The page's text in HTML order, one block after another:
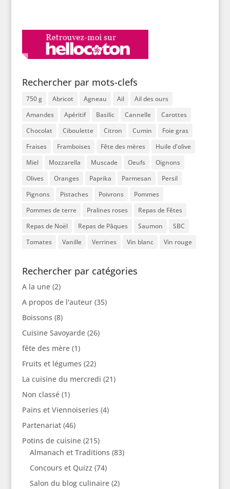
Rechercher par mots-clefs
750 g Abricot Agneau Ail
Ail des ours
Amandes
Apéritif Basilic Cannelle
Carottes
Chocolat
Ciboulette Citron Cumin
Foie gras
Fraises
Framboises Fête des mères
Huile d'olive
Miel
Mozzarella Muscade Oeufs
Oignons
Olives
Oranges Paprika Parmesan
Persil
Pignons
Pistaches Poivrons
Pommes
Pommes de terre
Pralines roses
Repas de Fêtes
Repas de Noël
Repas de Pâques Saumon
SBC
Tomates
Vanille Verrines Vin blanc Vin rouge
Rechercher par catégories
A la une(2)
A propos de l'auteur(35)
Boissons (8)
Cuisine Savoyarde(26)
fête des mère(1)
Fruits et légumes (22)
La cuisine du mercredi (21)
Non classé(1)
Pains et Viennoiseries (4)
Partenariat(46)
Potins de cuisine(215)
Almanach et Traditions (83)
Concours et Quizz (74)
Salon du blog culinaire(2)